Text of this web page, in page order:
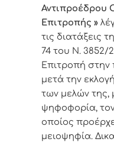
Αντιπροέδρου
Επιτροπής »
τις διατάξεις
74 του Ν. 3852/
Επιτροπή
μετά την
των μελών της,
ψηφοφορία,
οποίος
μειοψηφία.